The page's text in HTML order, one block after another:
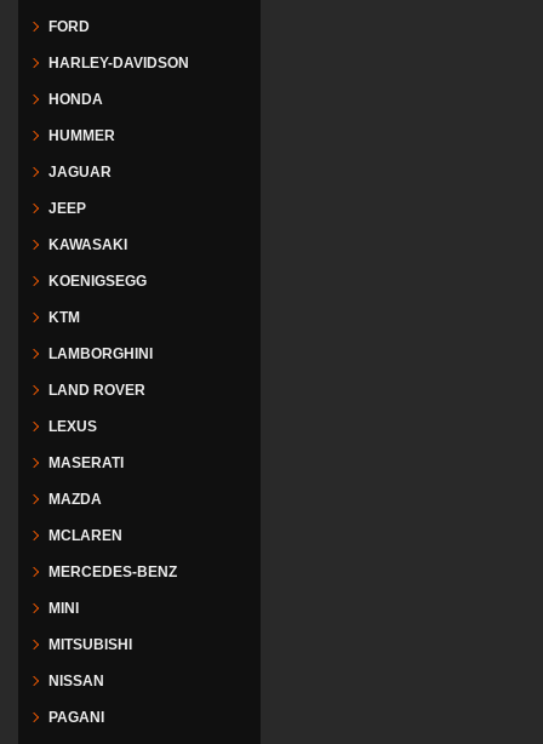
FORD
HARLEY-DAVIDSON
HONDA
HUMMER
JAGUAR
JEEP
KAWASAKI
KOENIGSEGG
KTM
LAMBORGHINI
LAND ROVER
LEXUS
MASERATI
MAZDA
MCLAREN
MERCEDES-BENZ
MINI
MITSUBISHI
NISSAN
PAGANI